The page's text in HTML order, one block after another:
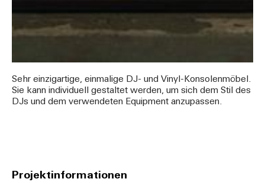
Sehr einzigartige, einmalige DJ- und Vinyl-Konsolenmöbel.
Sie kann individuell gestaltet werden, um sich dem Stil des
DJs und dem verwendeten Equipment anzupassen.
Projektinformationen